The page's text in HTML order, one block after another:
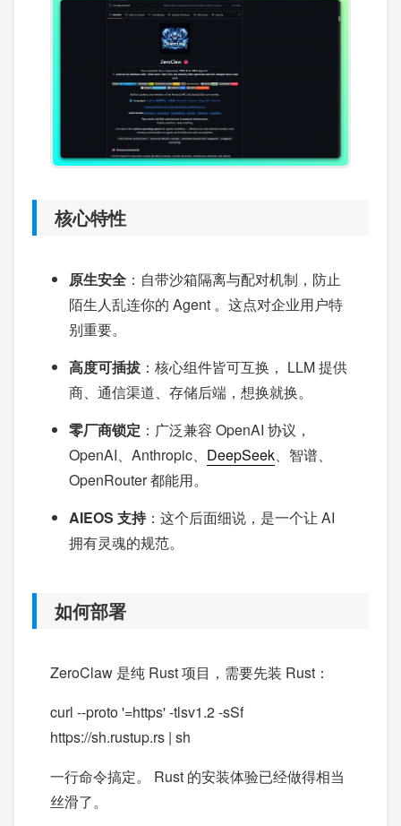
核心特性
原生安全 ：自带沙箱隔离与配对机制，防止
陌生人乱连你的 Agent 。这点对企业用户特
别重要。
高度可插拔 ：核心组件皆可互换， LLM 提供
商、通信渠道、存储后端，想换就换。
零厂商锁定 ：广泛兼容 OpenAI 协议，
OpenAI、Anthropic、 DeepSeek、智谱、
OpenRouter 都能用。
AIEOS 支持：这个后面细说，是一个让 AI
拥有灵魂的规范。
如何部署
ZeroClaw 是纯 Rust 项目，需要先装 Rust：
curl --proto '=https' -tlsv1.2 -sSf
https://sh.rustup.rs | sh
一行命令搞定。 Rust 的安装体验已经做得相当
丝滑了。